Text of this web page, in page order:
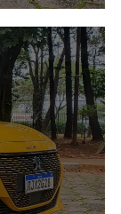
elit